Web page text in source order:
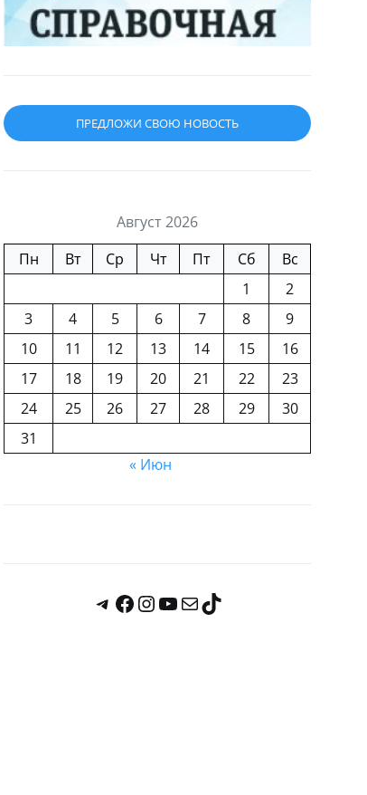
ПРЕДЛОЖИ СВОЮ НОВОСТЬ
Август 2026
Пн
Вт Ср Чт Пт Сб
Вс
1
2
3
4 5 6 7 8
9
10
11 12 13 14 15
16
17
18 19 20 21 22
23
24
25 26 27 28 29
30
31
« Июн